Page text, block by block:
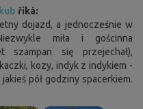
říká:
dojazd, a jednocześnie w
miła i gościnna
szampan się przejechał),
kozy, indyk z indykiem -
pół godziny spacerkiem.